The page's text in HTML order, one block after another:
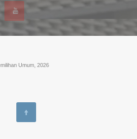
Umum, 2026